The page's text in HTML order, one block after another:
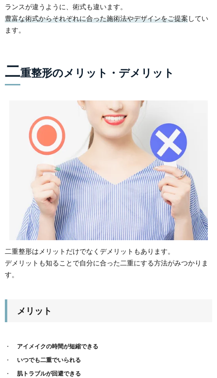
ランスが違うように、術式も違います。
豊富な術式からそれぞれに合った施術法やデザインをご提案してい
ます。
二重整形のメリット・デメリット
二重整形はメリットだけでなくデメリットもあります。
デメリットも知ることで自分に合った二重にする方法がみつかりま
す。
メリット
アイメイクの時間が短縮できる
いつでも二重でいられる
肌トラブルが回避できる